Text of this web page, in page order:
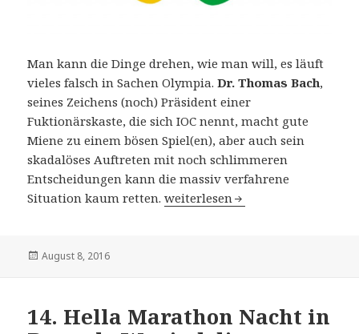
Man kann die Dinge drehen, wie man will, es läuft
vieles falsch in Sachen Olympia. Dr. Thomas Bach,
seines Zeichens (noch) Präsident einer
Fuktionärskaste, die sich IOC nennt, macht gute
Miene zu einem bösen Spiel(en), aber auch sein
skadalöses Auftreten mit noch schlimmeren
Entscheidungen kann die massiv verfahrene
Situation kaum retten.31. Olympische Spiele in Rio de
weiterlesen
Veröffentlicht
August 8, 2016
14. Hella Marathon Nacht in